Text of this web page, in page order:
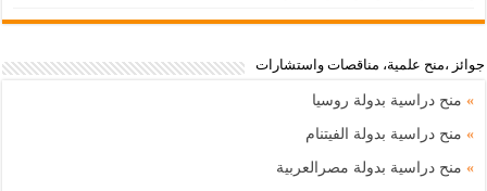
جوائز ،منح علمية، مناقصات واستشارات
» منح دراسية بدولة روسيا
» منح دراسية بدولة الفيتنام
» منح دراسية بدولة مصرالعربية